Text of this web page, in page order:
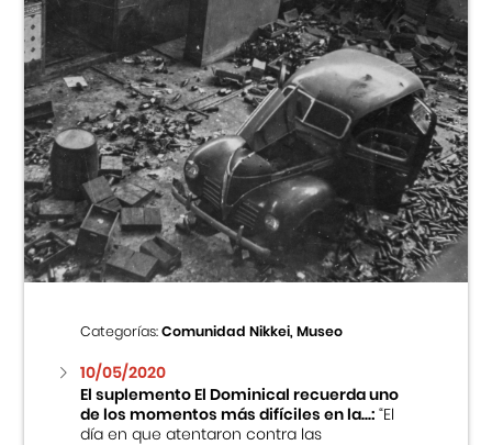
Categorías:Comunidad Nikkei, Museo
10/05/2020
El suplemento El Dominical recuerda uno
de los momentos más difíciles en la...:“El
día en que atentaron contra las